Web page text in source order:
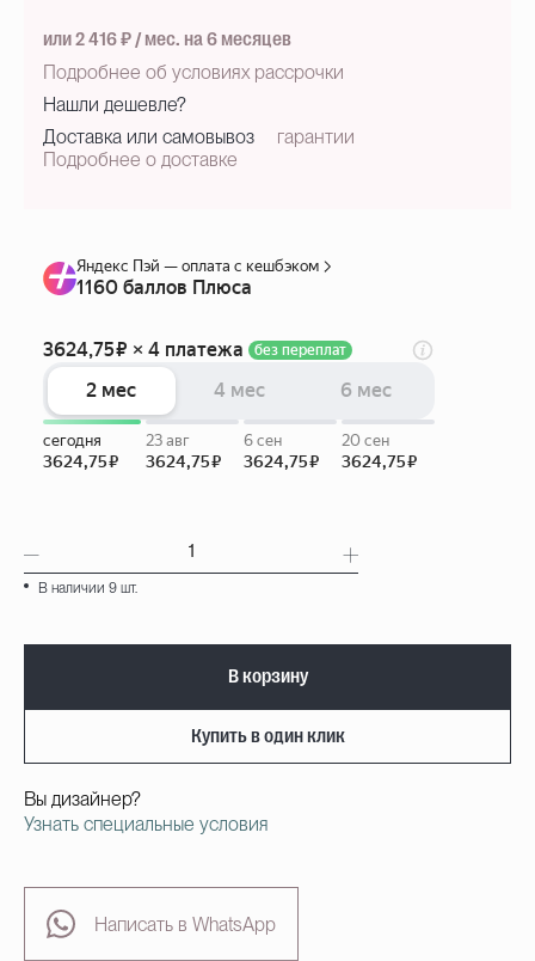
В наличии 9 шт.
В корзину
Купить в один клик
Вы дизайнер?
Узнать специальные условия
Написать в WhatsApp
или 2 416 ₽ / мес. на 6 месяцев
Подробнее об условиях рассрочки
Нашли дешевле?
Доставка или самовывоз
Подробнее о доставке
гарантии